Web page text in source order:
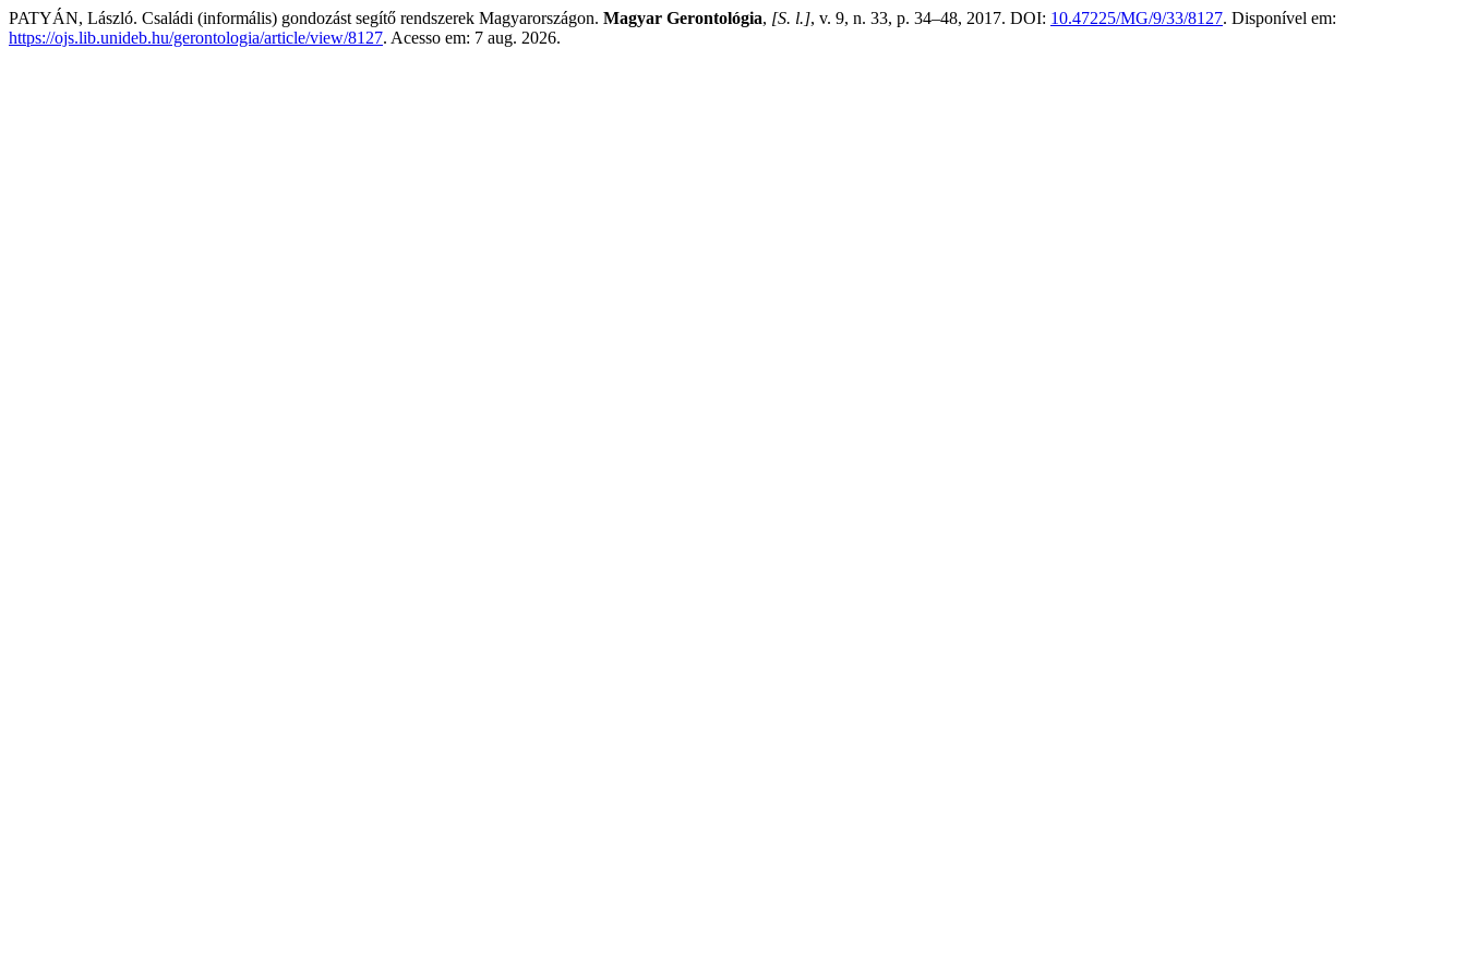
PATYÁN, László. Családi (informális) gondozást segítő rendszerek Magyarországon. Magyar Gerontológia, [S. l.], v. 9, n. 33, p. 34–48, 2017. DOI: 10.47225/MG/9/33/8127. Disponível em:
https://ojs.lib.unideb.hu/gerontologia/article/view/8127. Acesso em: 7 aug. 2026.